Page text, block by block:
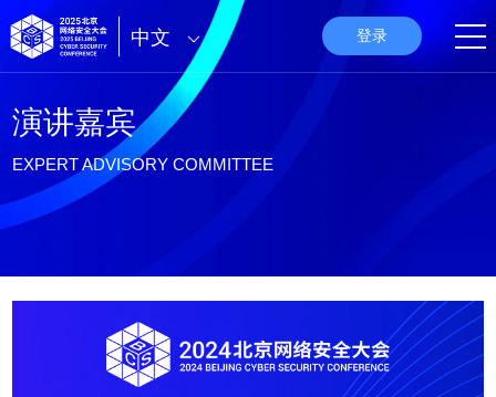
中文 登录
演讲嘉宾
EXPERT ADVISORY COMMITTEE